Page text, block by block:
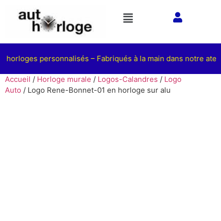
personnalisés – Fabriqués à la main dans notre
Accueil / Horloge murale / Logos-Calandres / Logo
Auto / Logo Rene-Bonnet-01 en horloge sur alu